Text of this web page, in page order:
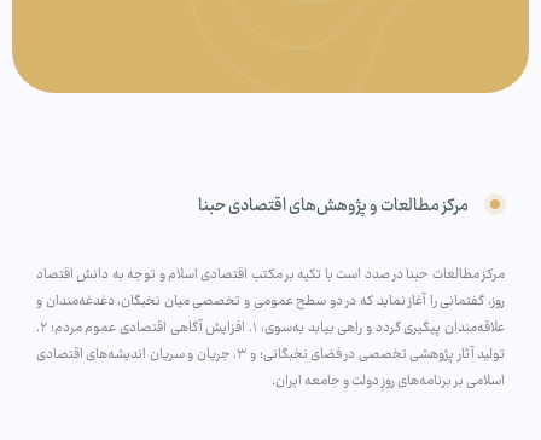
مرکز مطالعات و پژوهش‌های اقتصادی حبنا
مرکز مطالعات حبنا در صدد است با تکیه بر مکتب اقتصادی اسلام و توجه به دانش اقتصاد
روز، گفتمانی را آغاز نماید که در دو سطح عمومی و تخصصی میان نخبگان، دغدغه‌مندان و
علاقه‌مندان پیگیری گردد و راهی بیابد به‌سوی: ۱. افزایش آگاهی اقتصادی عموم مردم؛ ۲.
تولید آثار پژوهشی تخصصی در فضای نخبگانی؛ و ۳. جریان و سریان اندیشه‌های اقتصادی
اسلامی بر برنامه‌های روزِ دولت و جامعه ایران.